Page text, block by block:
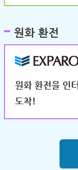
원화 환전
원화 환전을 인
도착!